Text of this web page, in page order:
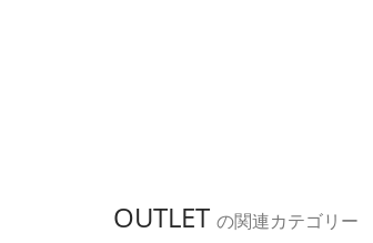
OUTLET の関連カテゴリー